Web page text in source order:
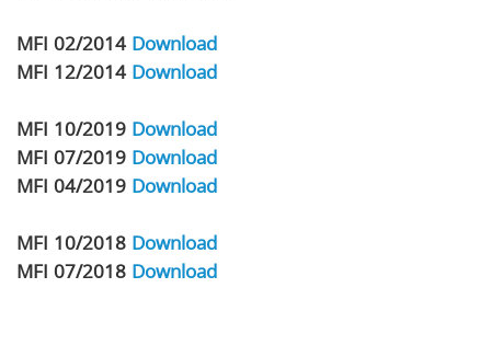
MFI 02/2014 Download
MFI 12/2014 Download
MFI 10/2019 Download
MFI 07/2019 Download
MFI 04/2019 Download
MFI 10/2018 Download
MFI 07/2018 Download